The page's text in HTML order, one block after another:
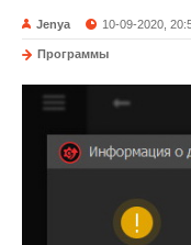
Jenya 10-09-2020,
Программы